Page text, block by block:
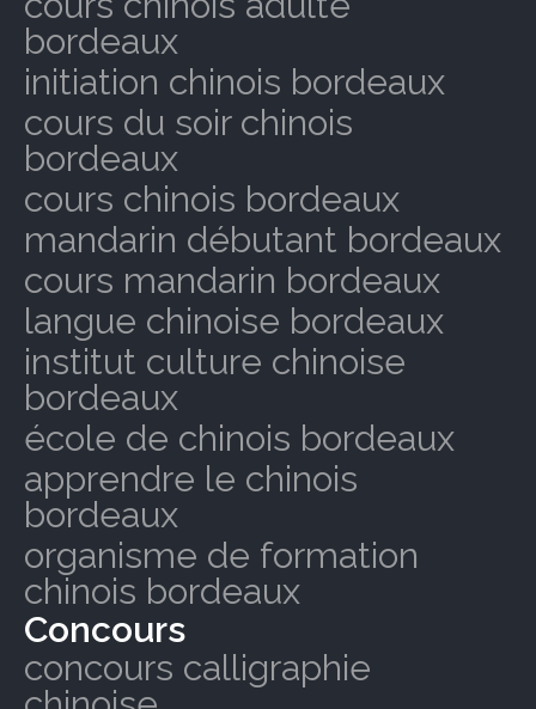
bordeaux
initiation chinois bordeaux
cours du soir chinois
bordeaux
cours chinois bordeaux
mandarin débutant bordeaux
cours mandarin bordeaux
langue chinoise bordeaux
institut culture chinoise
bordeaux
école de chinois bordeaux
apprendre le chinois
bordeaux
organisme de formation
chinois bordeaux
Concours
concours calligraphie